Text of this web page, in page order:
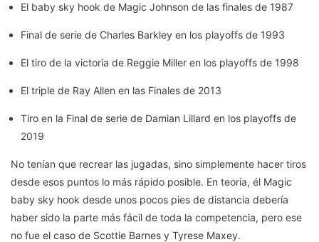
El baby sky hook de Magic Johnson de las finales de 1987
Final de serie de Charles Barkley en los playoffs de 1993
El tiro de la victoria de Reggie Miller en los playoffs de 1998
El triple de Ray Allen en las Finales de 2013
Tiro en la Final de serie de Damian Lillard en los playoffs de
2019
No tenían que recrear las jugadas, sino simplemente hacer tiros
desde esos puntos lo más rápido posible. En teoría, él Magic
baby sky hook desde unos pocos pies de distancia debería
haber sido la parte más fácil de toda la competencia, pero ese
no fue el caso de Scottie Barnes y Tyrese Maxey.